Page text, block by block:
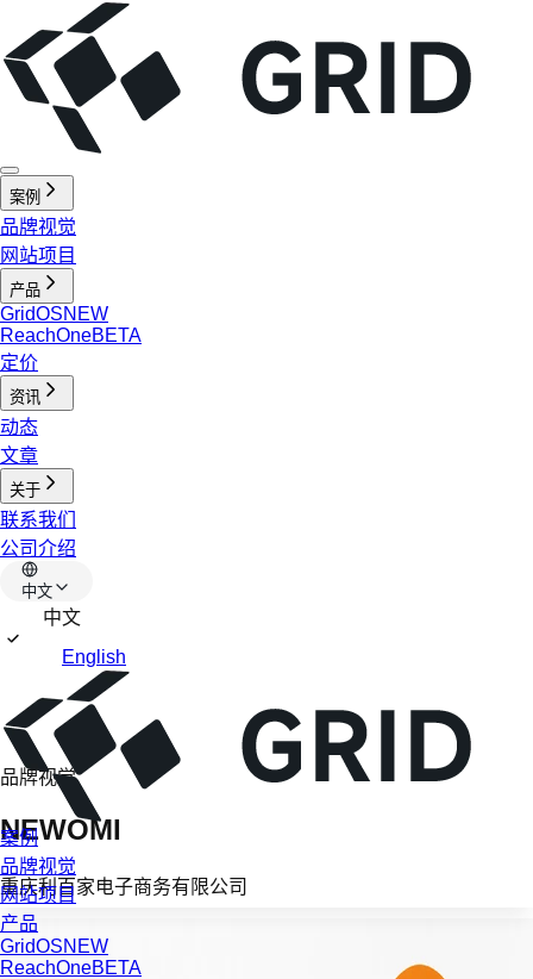
案例
品牌视觉
网站项目
产品
GridOSNEW
ReachOneBETA
定价
资讯
动态
文章
关于
联系我们
公司介绍
中文
中文
English
案例
品牌视觉
网站项目
产品
GridOSNEW
ReachOneBETA
品牌视觉
NEWOMI
重庆利百家电子商务有限公司